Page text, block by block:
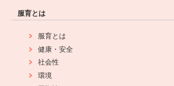
服育とは
服育とは
健康・安全
社会性
環境